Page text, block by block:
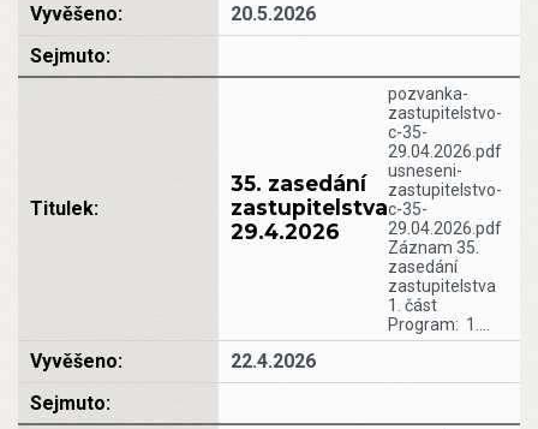
20.5.2026
35. zasedání
zastupitelstva
29.4.2026
pozvanka-
zastupitelstvo-
c-35-
29.04.2026.pdf
usneseni-
zastupitelstvo-
c-35-
29.04.2026.pdf
Záznam 35.
zasedání
zastupitelstva
1. část
Program: 1.…
22.4.2026